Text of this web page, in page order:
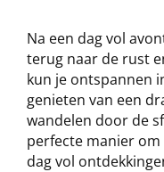
Na een dag vol
terug naar de rust
kun je ontspannen
genieten van een
wandelen door de
perfecte manier
dag vol